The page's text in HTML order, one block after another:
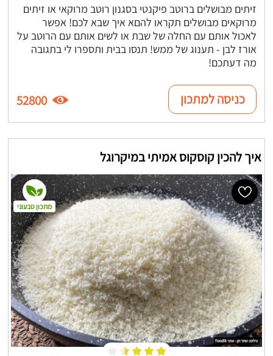
זיתים מבושלים ברוטב פיקנטי בסגנון רוטב מרוקאי או זיתים
מרוקאים מבושלים תקראו להםא איך שבא לכם! אפשר
לאכול אותם עם החלה של שבת או לשים אותם עם הרוטב על
אורז לבן - תענוג של ממש! תנסו בבית ותספרו לי בתגובה
מה דעתכם!
כניסה למתכון 52800
איך להכין קוסקוס אמיתי במיקרוגל
מתכון טבעוני